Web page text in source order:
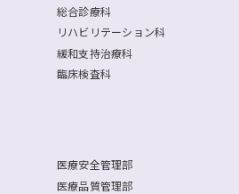
総合診療科
リハビリテーション科
緩和支持治療科
臨床検査科
医療安全管理部
医療品質管理部